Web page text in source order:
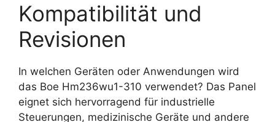
Kompatibilität und
Revisionen
In welchen Geräten oder Anwendungen wird
das Boe Hm236wu1-310 verwendet? Das Panel
eignet sich hervorragend für industrielle
Steuerungen, medizinische Geräte und andere